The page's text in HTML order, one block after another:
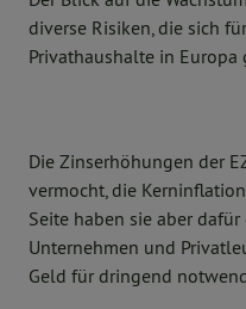
diverse Risiken, die sich
Privathaushalte in
Die Zinserhöhungen der
vermocht, die
Seite haben sie aber
Unternehmen und
Geld für dringend